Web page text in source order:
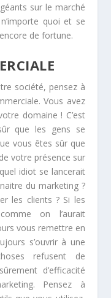
sur le marché
quoi et se
de fortune.
société, pensez à
Vous avez
domaine ! C’est
que les gens se
vous êtes sûr que
votre présence sur
idiot se lancerait
du marketing ?
les clients ? Si les
on l’aurait
vous remettre en
s’ouvrir à une
refusent de
d’efficacité
Pensez à